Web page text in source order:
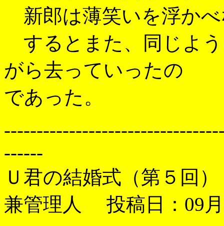
新郎は薄笑いを浮か
するとまた、同じよ
がら去っていったの
であった。
------
Ｕ君の結婚式（第
兼管理人 投稿日：09月